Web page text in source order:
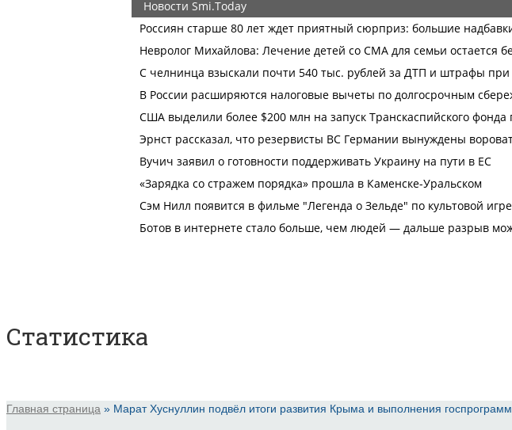
Статистика
Главная страница » Марат Хуснуллин подвёл итоги развития Крыма и выполнения госпрограмм